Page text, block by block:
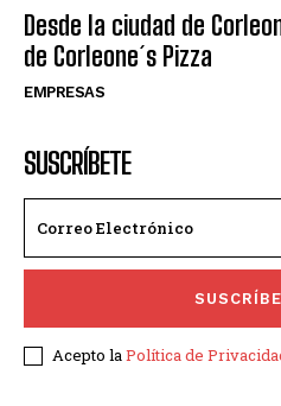
Desde la ciudad de
de Corleone´s Pizza
EMPRESAS
SUSCRÍBETE
Acepto laPolítica de